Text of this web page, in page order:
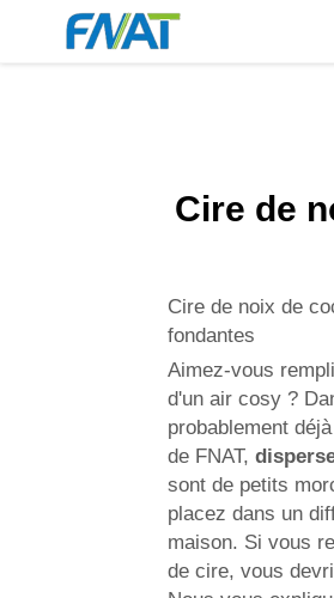
À PROPOS DE NOUS
NOUS CONTACTER
Cire de
Cire de noix de
fondantes
Aimez-vous
d'un air cosy ?
probablement
de FNAT,
sont de petits
placez dans un
maison. Si vous
de cire, vous